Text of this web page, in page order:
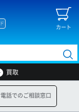
カート
買取
話でのご相談窓口